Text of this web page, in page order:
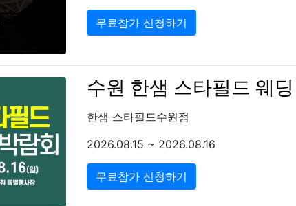
무료참가 신청하기
수원 한샘 스타필드 웨
한샘 스타필드수원점
2026.08.15 ~ 2026.08.16
무료참가 신청하기